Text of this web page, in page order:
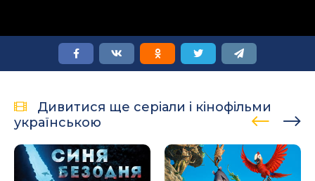
Дивитися ще серіали і кінофільми
українською